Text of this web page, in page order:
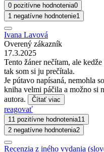
0 pozitívne hodnotenia0
1 negatívne hodnotenie1
Ivana Lavová
Overený zákazník
17.3.2025
Tento žáner nečítam, ale
tak som si ju prečítala.
Je pútavo napísaná, nemohla
kniha velmi páčila a možno si
autora.
Čítať viac
reagovať
11 pozitívne hodnotenia11
2 negatívne hodnotenia2
Recenzia z iného vydania